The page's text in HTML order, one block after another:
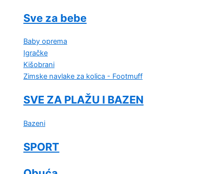
Sve za bebe
Baby oprema
Igračke
Kišobrani
Zimske navlake za kolica - Footmuff
SVE ZA PLAŽU I BAZEN
Bazeni
SPORT